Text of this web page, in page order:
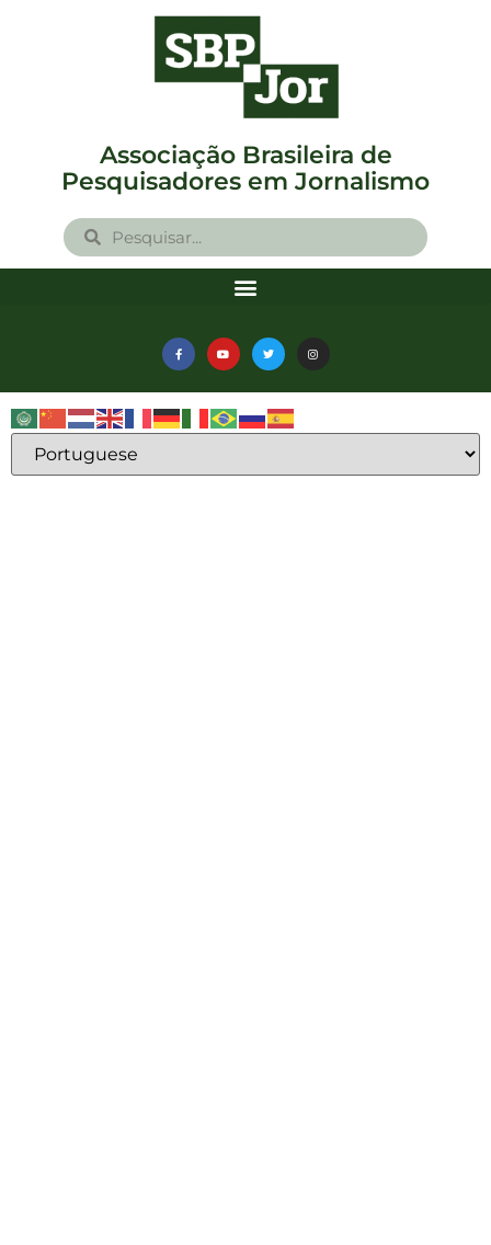
Associação Brasileira de
Pesquisadores em Jornalismo